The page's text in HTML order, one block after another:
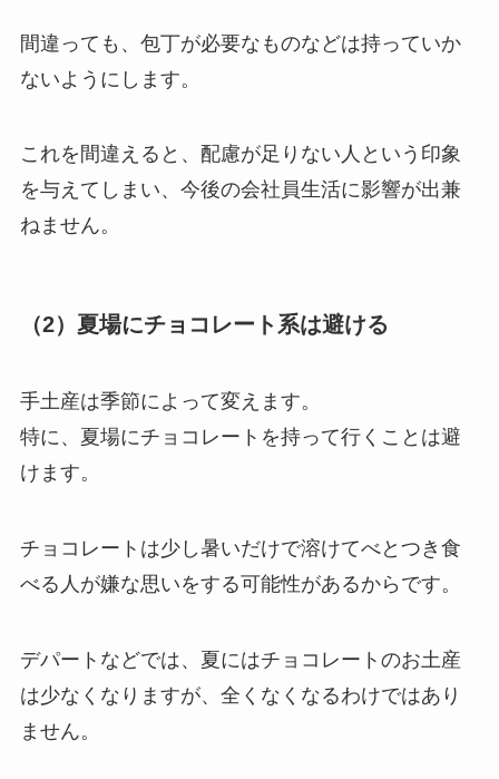
間違っても、包丁が必要なものなどは持っていか
ないようにします。
これを間違えると、配慮が足りない人という印象
を与えてしまい、今後の会社員生活に影響が出兼
ねません。
（2）夏場にチョコレート系は避ける
手土産は季節によって変えます。
特に、夏場にチョコレートを持って行くことは避
けます。
チョコレートは少し暑いだけで溶けてべとつき食
べる人が嫌な思いをする可能性があるからです。
デパートなどでは、夏にはチョコレートのお土産
は少なくなりますが、全くなくなるわけではあり
ません。